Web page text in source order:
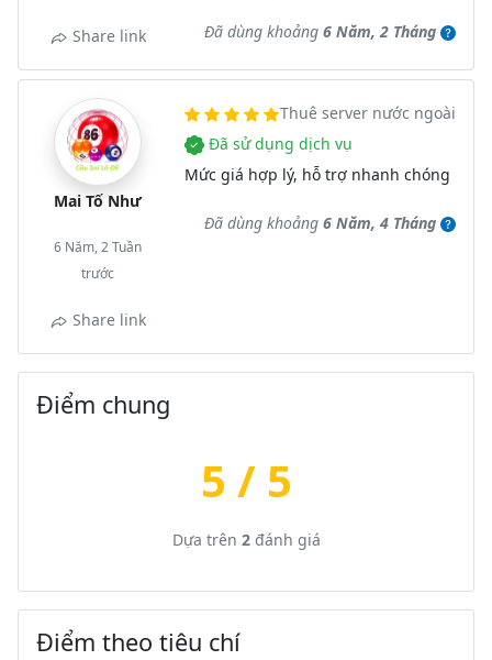
Share link Đã dùng khoảng 6 Năm, 2 Tháng
Mai Tố Như
6 Năm, 2 Tuần
trước
Share link
Thuê server nước ngoài
Đã sử dụng dịch vụ
Mức giá hợp lý, hỗ trợ nhanh chóng
Đã dùng khoảng 6 Năm, 4 Tháng
Điểm chung
5 / 5
Dựa trên 2đánh giá
Điểm theo tiêu chí